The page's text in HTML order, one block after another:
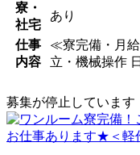
寮・
社宅
あり
仕事
内容
≪寮完備・月
立・機械操作
募集が停止しています